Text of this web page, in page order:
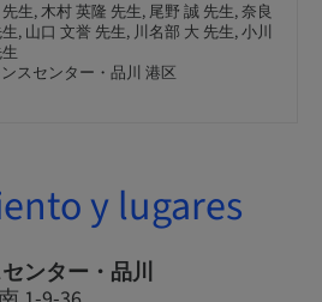
生, 木村 英隆 先生, 尾野 誠 先生, 奈良
, 山口 文誉 先生, 川名部 大 先生, 小川
スセンター・品川 港区
y lugares
ンター・品川